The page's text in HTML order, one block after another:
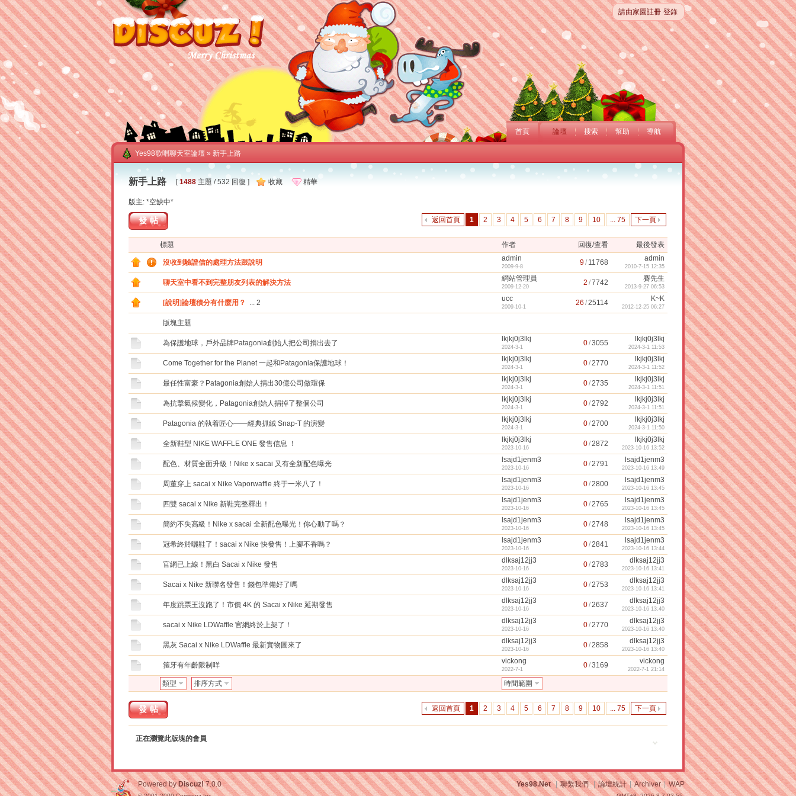
請由家園註冊 登錄
首頁 論壇 搜索 幫助 導航
Yes98歌唱聊天室論壇 » 新手上路
新手上路 [1488 主題 / 532 回復 ] 收藏 精華
版主: *空缺中*
1 2 3 4 5 6 7 8 9 10 ... 75 下一頁
返回首頁
發帖
標題 作者 回復/查看 最後發表
沒收到驗證信的處理方法跟說明 admin
2009-9-8
9/ 11768 admin
2010-7-15 12:35
聊天室中看不到完整朋友列表的解決方法 網站管理員
2009-12-20
2 /7742 賽先生
2013-9-27 06:53
[說明]論壇積分有什麼用？ ... 2 ucc
2009-10-1
26 /25114 K~K
2012-12-25 06:27
版塊主題
為保護地球，戶外品牌Patagonia創始人把公司捐出去了 lkjkj0j3lkj
2024-3-1
0/3055 lkjkj0j3lkj
2024-3-1 11:53
Come Together for the Planet 一起和Patagonia保護地球！ lkjkj0j3lkj
2024-3-1
0/2770 lkjkj0j3lkj
2024-3-1 11:52
最任性富豪？Patagonia創始人捐出30億公司做環保 lkjkj0j3lkj
2024-3-1
0/2735 lkjkj0j3lkj
2024-3-1 11:51
為抗擊氣候變化，Patagonia創始人捐掉了整個公司 lkjkj0j3lkj
2024-3-1
0/2792 lkjkj0j3lkj
2024-3-1 11:51
Patagonia 的執着匠心——經典抓絨 Snap-T 的演變 lkjkj0j3lkj
2024-3-1
0/2700 lkjkj0j3lkj
2024-3-1 11:50
全新鞋型 NIKE WAFFLE ONE 發售信息 ！ lkjkj0j3lkj
2023-10-16
0/2872 lkjkj0j3lkj
2023-10-16 13:52
配色、材質全面升級！Nike x sacai 又有全新配色曝光 lsajd1jenm3
2023-10-16
0/2791 lsajd1jenm3
2023-10-16 13:49
周董穿上 sacai x Nike Vaporwaffle 終于一米八了！ lsajd1jenm3
2023-10-16
0/2800 lsajd1jenm3
2023-10-16 13:45
四雙 sacai x Nike 新鞋完整釋出！ lsajd1jenm3
2023-10-16
0/2765 lsajd1jenm3
2023-10-16 13:45
簡約不失高級！Nike x sacai 全新配色曝光！你心動了嗎？ lsajd1jenm3
2023-10-16
0/2748 lsajd1jenm3
2023-10-16 13:45
冠希終於曬鞋了！sacai x Nike 快發售！上腳不香嗎？ lsajd1jenm3
2023-10-16
0/2841 lsajd1jenm3
2023-10-16 13:44
官網已上線！黑白 Sacai x Nike 發售 dlksaj12jj3
2023-10-16
0/2783 dlksaj12jj3
2023-10-16 13:41
Sacai x Nike 新聯名發售！錢包準備好了嗎 dlksaj12jj3
2023-10-16
0/2753 dlksaj12jj3
2023-10-16 13:41
年度跳票王沒跑了！市價 4K 的 Sacai x Nike 延期發售 dlksaj12jj3
2023-10-16
0/2637 dlksaj12jj3
2023-10-16 13:40
sacai x Nike LDWaffle 官網終於上架了！ dlksaj12jj3
2023-10-16
0/2770 dlksaj12jj3
2023-10-16 13:40
黑灰 Sacai x Nike LDWaffle 最新實物圖來了 dlksaj12jj3
2023-10-16
0/2858 dlksaj12jj3
2023-10-16 13:40
箍牙有年齡限制咩 vickong
2022-7-1
0/3169 vickong
2022-7-1 21:14
類型 排序方式 時間範圍
1 2 3 4 5 6 7 8 9 10 ... 75 下一頁
返回首頁
發帖
正在瀏覽此版塊的會員
Yes98.Net | 聯繫我們 論壇統計 | Archiver | WAP
Powered byDiscuz! 7.0.0